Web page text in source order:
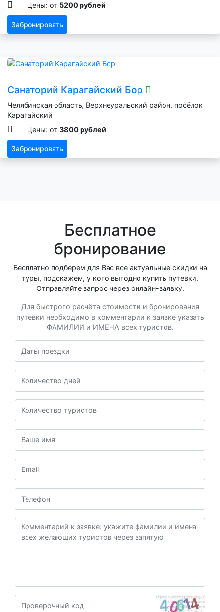
Цены: от 5200 рублей
Забронировать
Санаторий Карагайский Бор
Челябинская область, Верхнеуральский район, посёлок
Карагайский
Цены: от 3800 рублей
Забронировать
Бесплатное
бронирование
Бесплатно подберем для Вас все актуальные скидки на
туры, подскажем, у кого выгодно купить путевки.
Отправляйте запрос через онлайн-заявку.
Для быстрого расчёта стоимости и бронирования
путевки необходимо в комментарии к заявке указать
ФАМИЛИИ и ИМЕНА всех туристов.